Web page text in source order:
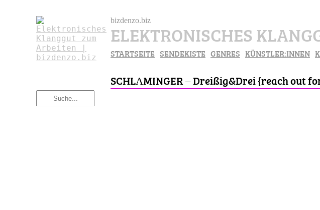
bizdenzo.biz
ELEKTRONISCHES
STARTSEITE SENDEKISTE GENRES KÜNSTLER:INNEN
SCHLΛMINGER – Dreißig&Drei {reach out